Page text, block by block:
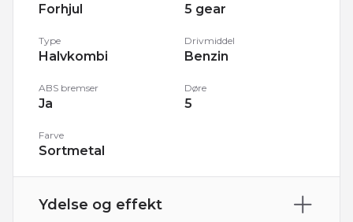
Forhjul 5 gear
Type
Halvkombi
Drivmiddel
Benzin
ABS bremser
Ja
Døre
5
Farve
Sortmetal
Ydelse og effekt